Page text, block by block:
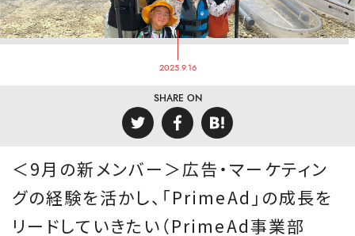
2025.9.16
SHARE ON
＜9月の新メンバー＞広告・マーケティン
グの経験を活かし、「PrimeAd」の成長を
リードしていきたい（PrimeAd事業部